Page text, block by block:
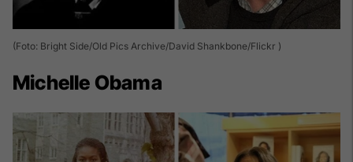
(Foto: Bright Side/Old Pics Archive/David Shankbone/Flickr )
Michelle Obama